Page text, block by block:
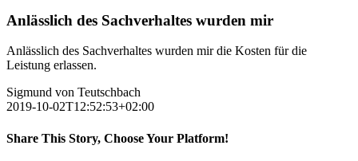
Anlässlich des Sachverhaltes wurden mir
Anlässlich des Sachverhaltes wurden mir die Kosten für die
Leistung erlassen.
Sigmund von Teutschbach
2019-10-02T12:52:53+02:00
Share This Story, Choose Your Platform!